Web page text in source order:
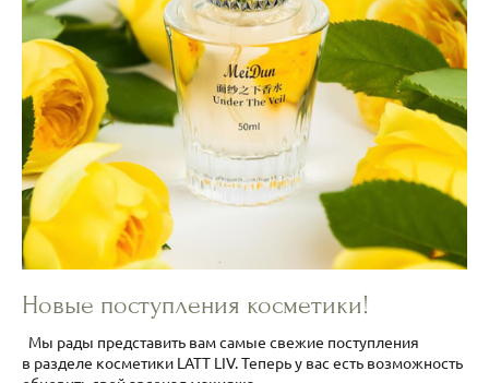
Новые поступления косметики!
Мы рады представить вам самые свежие поступления
в разделе косметики LATT LIV. Теперь у вас есть возможность